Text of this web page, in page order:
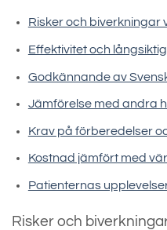
Risker och biverkningar
Effektivitet och
Godkännande av
Jämförelse med andra
Krav på förberedelser
Kostnad jämfört med
Patienternas
Risker och